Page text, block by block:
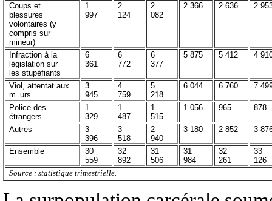
Coups et
blessures
volontaires (y
compris sur
mineur)
1
997
2
124
2
082
2 366 2 636 2
Infraction à la
législation sur
les stupéfiants
6
361
6
772
6
377
5 875 5 412 4
Viol, attentat aux
m_urs
3
945
4
759
5
218
6 044 6 760 7
Police des
étrangers
1
329
1
487
1
515
1 056 965 878
Autres
3
396
3
518
2
940
3 180 2 852 3
Ensemble
30
559
32
892
31
506
31
984
32
261
33
126
Source : statistique trimestrielle.